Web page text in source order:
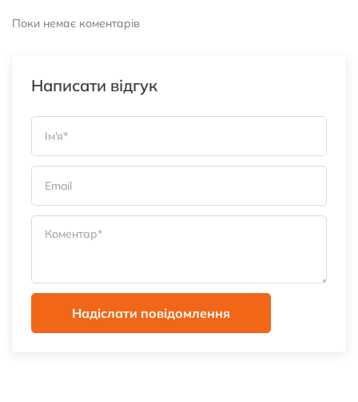
Поки немає коментарів
Написати відгук
Надіслати повідомлення